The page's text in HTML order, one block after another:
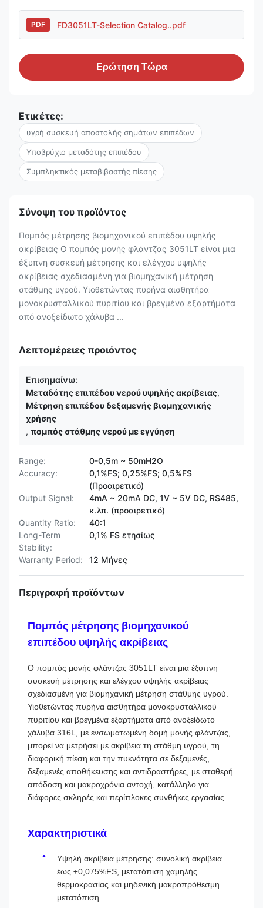
PDF FD3051LT-Selection Catalog..pdf
Ερώτηση Τώρα
Ετικέτες:
υγρή συσκευή αποστολής σημάτων επιπέδων
Υποβρύχιο μεταδότης επιπέδου
Συμπληκτικός μεταβιβαστής πίεσης
Σύνοψη του προϊόντος
Πομπός μέτρησης βιομηχανικού επιπέδου υψηλής
ακρίβειας Ο πομπός μονής φλάντζας 3051LT είναι μια
έξυπνη συσκευή μέτρησης και ελέγχου υψηλής
ακρίβειας σχεδιασμένη για βιομηχανική μέτρηση
στάθμης υγρού. Υιοθετώντας πυρήνα αισθητήρα
μονοκρυσταλλικού πυριτίου και βρεγμένα εξαρτήματα
από ανοξείδωτο χάλυβα ...
Λεπτομέρειες προιόντος
Επισημαίνω:
Μεταδότης επιπέδου νερού υψηλής ακρίβειας,
Μέτρηση επιπέδου δεξαμενής βιομηχανικής
χρήσης
, πομπός στάθμης νερού με εγγύηση
Range:
0-0,5m ~ 50mH2O
Accuracy:
0,1%FS; 0,25%FS; 0,5%FS
(Προαιρετικό)
Output Signal:
4mA ~ 20mA DC, 1V ~ 5V DC, RS485,
κ.λπ. (προαιρετικό)
Quantity Ratio:
40:1
Long-Term
Stability:
0,1% FS ετησίως
Warranty Period: 12 Μήνες
Περιγραφή προϊόντων
Πομπός μέτρησης βιομηχανικού
επιπέδου υψηλής ακρίβειας
Ο πομπός μονής φλάντζας 3051LT είναι μια έξυπνη
συσκευή μέτρησης και ελέγχου υψηλής ακρίβειας
σχεδιασμένη για βιομηχανική μέτρηση στάθμης υγρού.
Υιοθετώντας πυρήνα αισθητήρα μονοκρυσταλλικού
πυριτίου και βρεγμένα εξαρτήματα από ανοξείδωτο
χάλυβα 316L, με ενσωματωμένη δομή μονής φλάντζας,
μπορεί να μετρήσει με ακρίβεια τη στάθμη υγρού, τη
διαφορική πίεση και την πυκνότητα σε δεξαμενές,
δεξαμενές αποθήκευσης και αντιδραστήρες, με σταθερή
απόδοση και μακροχρόνια αντοχή, κατάλληλο για
διάφορες σκληρές και περίπλοκες συνθήκες εργασίας.
Χαρακτηριστικά
Υψηλή ακρίβεια μέτρησης: συνολική ακρίβεια
έως ±0,075%FS, μετατόπιση χαμηλής
θερμοκρασίας και μηδενική μακροπρόθεσμη
μετατόπιση